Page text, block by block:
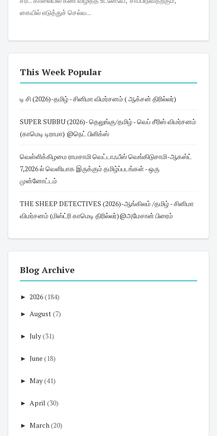
கையில் எடுத்துச் செல்வ...
This Week Popular
டி சி (2026)-தமிழ் - சினிமா விமர்சனம் ( ஆக்சன் திரில்லர்)
SUPER SUBBU (2026)- தெலுங்கு/தமிழ் - வெப் சீரிஸ் விமர்சனம்
(காமெடி டிராமா) @நெட் பிளிக்ஸ்
வெள்ளிக்கிழமை ராமசாமி வெட்டாஃபீஸ் வெங்கிடுசாமி-ஆகஸ்ட்
7,2026 ல் வெளியாக இருக்கும் தமிழ்ப்படங்கள் - ஒரு
முன்னோட்டம்
THE SHEEP DETECTIVES (2026)-ஆங்கிலம் /தமிழ் - சினிமா
விமர்சனம் (மிஸ்ட்ரி காமெடி திரில்லர்)@அமேசான் பிரைம்
Blog Archive
► 2026(184)
► August(7)
► July(31)
► June (18)
► May(41)
► April (30)
► March(20)